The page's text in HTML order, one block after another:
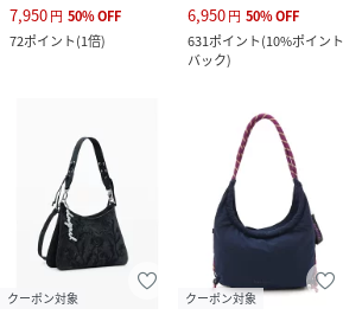
7,950円 50%OFF
72ポイント(1倍)
6,950円 50%OFF
631ポイント(10%ポイント
バック)
クーポン対象 クーポン対象